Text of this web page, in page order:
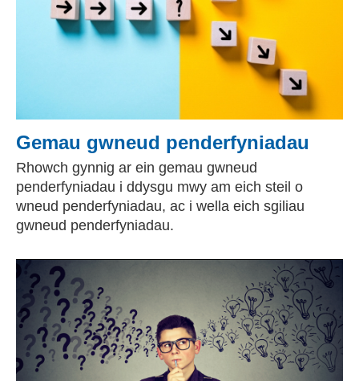
Gemau gwneud penderfyniadau
Rhowch gynnig ar ein gemau gwneud
penderfyniadau i ddysgu mwy am eich steil o
wneud penderfyniadau, ac i wella eich sgiliau
gwneud penderfyniadau.